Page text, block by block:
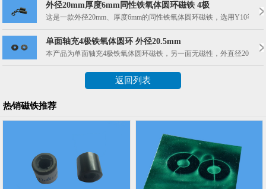
外径20mm厚度6mm同性铁氧体圆环磁铁 4极
这是一款外径20mm、厚度6mm的同性铁氧体圆环磁铁，选用Y10等
单面轴充4极铁氧体圆环 外径20.5mm
本产品为单面轴充4极铁氧体圆环磁铁，另一面无磁性，外直径
返回列表
热销磁铁推荐